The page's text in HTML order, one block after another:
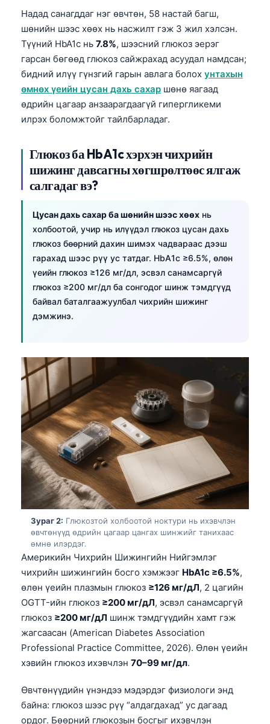
Надад санагддаг нэг өвчтөн, 58 настай багш,
шөнийн шээс хөөх нь насжилт гэж 3 жил хэлсэн.
Түүний HbA1c нь 7.8%, шээсний глюкоз эерэг
гарсан бөгөөд глюкоз сайжрахад асуудал намдсан;
бидний илүү гүнзгий гарын авлага болох унтахын
өмнөх үеийн цусан дахь сахар шөнө яагаад
өдрийн цагаар анзаарагдаагүй гипергликеми
илрэх боломжтойг тайлбарладаг.
Глюкоз ба HbA1c хэрхэн чихрийн
шижинг давсагны хөгшрөлтөөс ялгаж
салгадаг вэ?
Цусан дахь сахар ба шөнийн шээс хөөх нь
холбоотой, учир нь илүүдэл глюкоз цусан дахь
глюкоз бөөрний дахин шимэх чадвараас дээш
гарахад шээс рүү ус татдаг. HbA1c ≥6.5%, өлөн
үеийн глюкоз ≥126 мг/дл, эсвэл санамсаргүй
глюкоз ≥200 мг/дл ба сонгодог шинж тэмдгүүд
байвал баталгаажуулбал чихрийн шижинг
дэмжинэ.
Зураг 2: Глюкозтой холбоотой ноктури нь ихэвчлэн
өвчтөнүүд өдрийн цагаар цангах шинжийг танихаас
өмнө илэрдэг.
Америкийн Чихрийн Шижингийн Нийгэмлэг
чихрийн шижингийн босго хэмжээг HbA1c ≥6.5%,
өлөн үеийн плазмын глюкоз ≥126 мг/дЛ, 2 цагийн
OGTT-ийн глюкоз ≥200 мг/дЛ, эсвэл санамсаргүй
глюкоз ≥200 мг/дЛ шинж тэмдгүүдийн хамт гэж
жагсаасан (American Diabetes Association
Professional Practice Committee, 2026). Өлөн үеийн
хэвийн глюкоз ихэвчлэн 70–99 мг/дл.
Өвчтөнүүдийн үнэндээ мэдэрдэг физиологи энд
байна: глюкоз шээс рүү “алдагдахад” ус дагаад
ордог. Бөөрний глюкозын босгыг ихэвчлэн